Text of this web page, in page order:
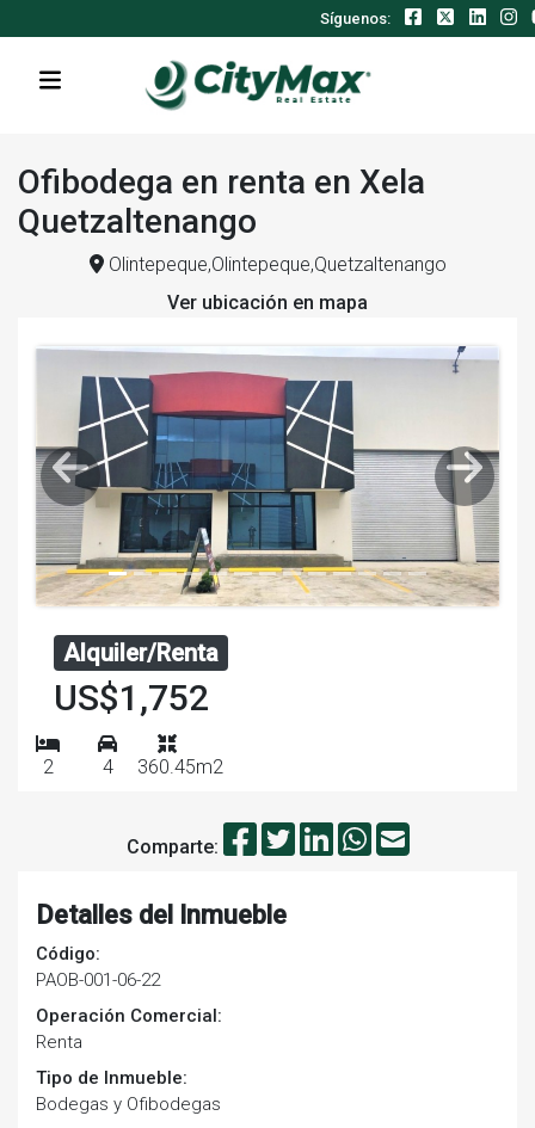
Síguenos:
Ofibodega en renta en Xela
Quetzaltenango
Olintepeque,Olintepeque,Quetzaltenango
Ver ubicación en mapa
Alquiler/Renta
US$1,752
2 4 360.45m2
Comparte:
Detalles del Inmueble
Código:
PAOB-001-06-22
Operación Comercial:
Renta
Tipo de Inmueble:
Bodegas y Ofibodegas